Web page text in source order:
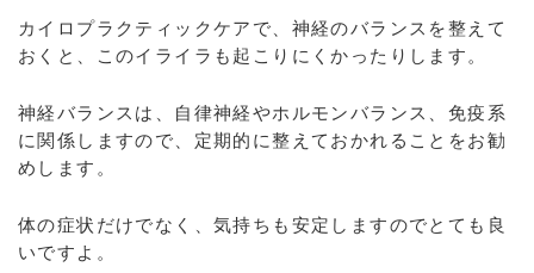
カイロプラクティックケアで、神経のバランスを整えて
おくと、このイライラも起こりにくかったりします。
神経バランスは、自律神経やホルモンバランス、免疫系
に関係しますので、定期的に整えておかれることをお勧
めします。
体の症状だけでなく、気持ちも安定しますのでとても良
いですよ。